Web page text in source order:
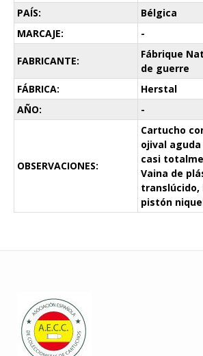
PAÍS:
Bélgica
MARCAJE:
-
FABRICANTE:
Fábrique
de guerre
FÁBRICA:
Herstal
AÑO:
-
OBSERVACIONES:
Cartucho
ojival
casi
Vaina de
translúcido,
pistón